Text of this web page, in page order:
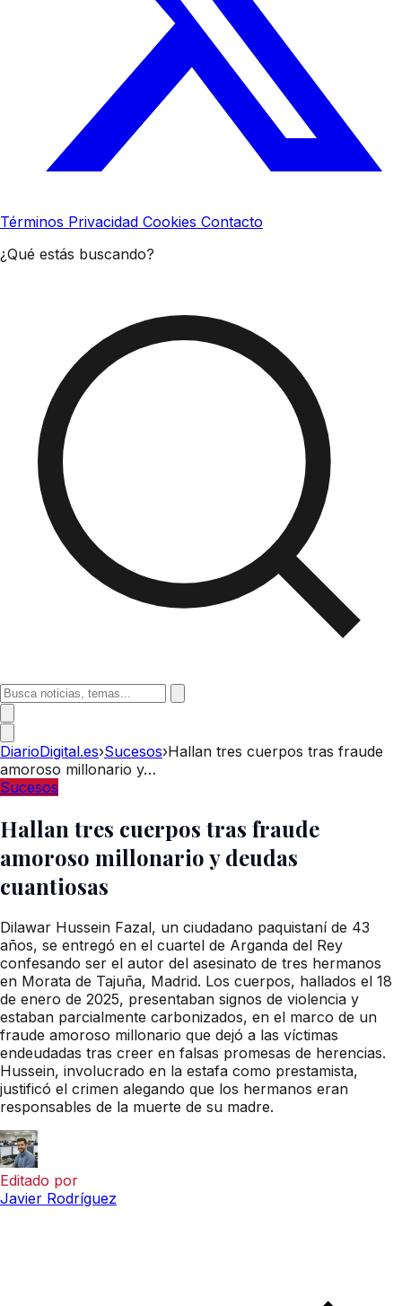
Términos Privacidad Cookies Contacto
¿Qué estás buscando?
DiarioDigital.es›Sucesos›Hallan tres cuerpos tras fraude
amoroso millonario y…
Sucesos
Hallan tres cuerpos tras fraude
amoroso millonario y deudas
cuantiosas
Dilawar Hussein Fazal, un ciudadano paquistaní de 43
años, se entregó en el cuartel de Arganda del Rey
confesando ser el autor del asesinato de tres hermanos
en Morata de Tajuña, Madrid. Los cuerpos, hallados el 18
de enero de 2025, presentaban signos de violencia y
estaban parcialmente carbonizados, en el marco de un
fraude amoroso millonario que dejó a las víctimas
endeudadas tras creer en falsas promesas de herencias.
Hussein, involucrado en la estafa como prestamista,
justificó el crimen alegando que los hermanos eran
responsables de la muerte de su madre.
Editado por
Javier Rodríguez